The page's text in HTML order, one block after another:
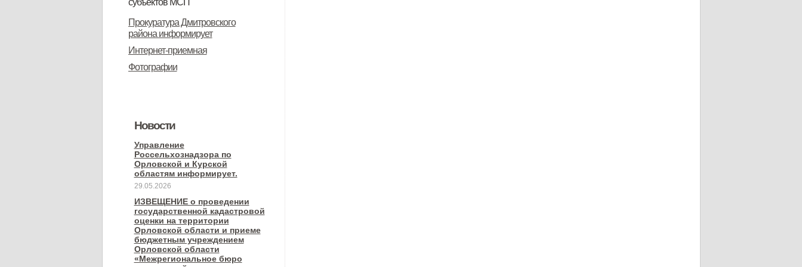
субъектов МСП
Вопрос-ответ
Имущество для бизнеса
Материалы Корпорации МСП
Коллегиальный орган
Информация о деятельности
субъектов МСП
Прокуратура Дмитровского
района информирует
Интернет-приемная
Фотографии
Новости
Управление
Россельхознадзора по
Орловской и Курской
областям информирует.
29.05.2026
ИЗВЕЩЕНИЕ о проведении
государственной кадастровой
оценки на территории
Орловской области и приеме
бюджетным учреждением
Орловской области
«Межрегиональное бюро